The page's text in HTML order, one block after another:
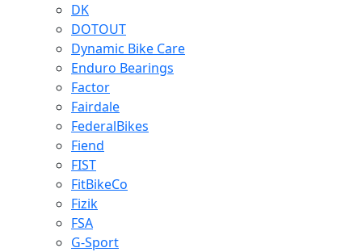
DK
DOTOUT
Dynamic Bike Care
Enduro Bearings
Factor
Fairdale
FederalBikes
Fiend
FIST
FitBikeCo
Fizik
FSA
G-Sport